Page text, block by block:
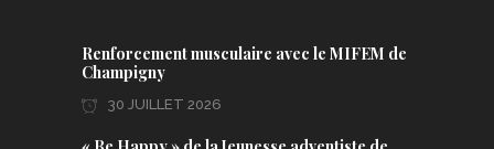
Renforcement musculaire avec le MIFEM de
Champigny
30 JUILLET 2026